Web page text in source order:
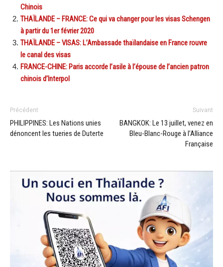
Chinois
THAÏLANDE – FRANCE: Ce qui va changer pour les visas Schengen
à partir du 1er février 2020
THAÏLANDE – VISAS: L’Ambassade thaïlandaise en France rouvre
le canal des visas
FRANCE-CHINE: Paris accorde l’asile à l’épouse de l’ancien patron
chinois d’Interpol
Précédent
PHILIPPINES: Les Nations unies
dénoncent les tueries de Duterte
Suivant
BANGKOK: Le 13 juillet, venez en
Bleu-Blanc-Rouge à l’Alliance
Française